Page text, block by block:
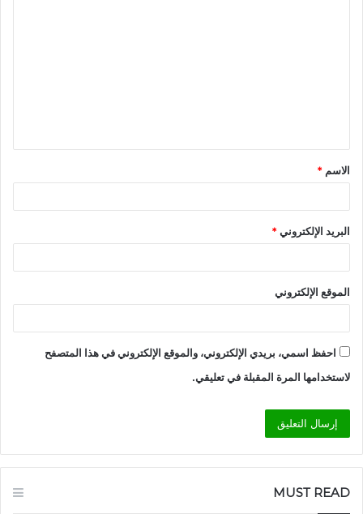
ق
*
الاسم *
البريد الإلكتروني*
الموقع الإلكتروني
احفظ اسمي، بريدي الإلكتروني، والموقع الإلكتروني في هذا المتصفح
لاستخدامها المرة المقبلة في تعليقي.
MUST READ